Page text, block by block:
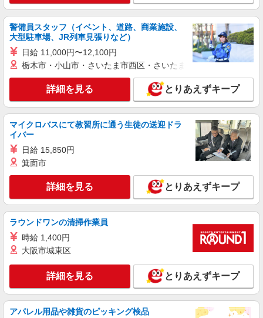
警備員スタッフ（イベント、道路、商業施設、
大型駐車場、JR列車見張りなど）
日給 11,000円〜12,100円
栃木市・小山市・さいたま市西区・さいたま市岩槻区・久喜市・
詳細を見る とりあえずキープ
マイクロバスにて教習所に通う生徒の送迎ドラ
イバー
日給 15,850円
箕面市
詳細を見る とりあえずキープ
ラウンドワンの清掃作業員
時給 1,400円
大阪市城東区
詳細を見る とりあえずキープ
アパレル用品や雑貨のピッキング検品